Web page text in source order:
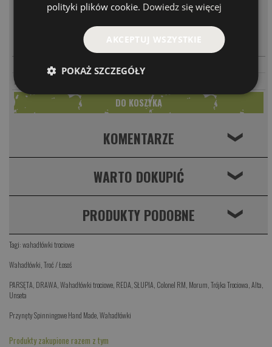
CENA
32.00 PLN - + PARAMETRY
32.00 PLN
ZESTAW 2 SZT
KOMENTARZE ❮
WARTO DOKUPIĆ ❮
PRODUKTY PODOBNE ❮
Tagi:wahadłówki trociowe
Wahadłówki ,Troć / Łosoś
PARSĘTA DRAWA ,Wahadłówki trociowe REDA ,SŁUPIA Colonel RM Morum ,Trójka Trociowa ,Alta
Unseta
Przynęty Spinningowe Hand Made ,Wahadłówki
Produkty zakupione razem z tym
polityki plików cookie. Dowiedz się więcej
AKCEPTUJ WSZYSTKIE
POKAŻ SZCZEGÓŁY